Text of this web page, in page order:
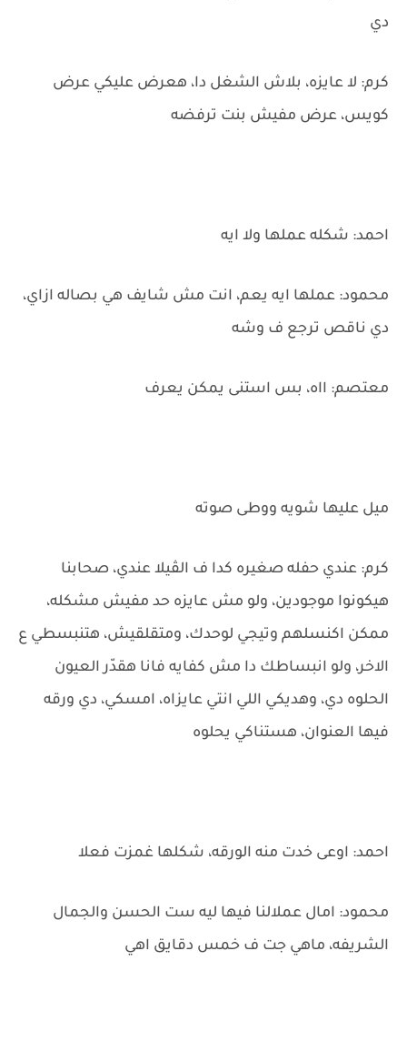
دي
كرم: لا عايزه، بلاش الشغل دا، هعرض عليكي عرض
كويس، عرض مفيش بنت ترفضه
احمد: شكله عملها ولا ايه
محمود: عملها ايه يعم، انت مش شايف هي بصاله ازاي،
دي ناقص ترجع ف وشه
معتصم: ااه، بس استنى يمكن يعرف
ميل عليها شويه ووطى صوته
كرم: عندي حفله صغيره كدا ف الڤيلا عندي، صحابنا
هيكونوا موجودين، ولو مش عايزه حد مفيش مشكله،
ممكن اكنسلهم وتيجي لوحدك، ومتقلقيش، هتنبسطي ع
الاخر، ولو انبساطك دا مش كفايه فانا هقدّر العيون
الحلوه دي، وهديكي اللي انتي عايزاه، امسكي، دي ورقه
فيها العنوان، هستناكي يحلوه
احمد: اوعى خدت منه الورقه، شكلها غمزت فعلا
محمود: امال عملالنا فيها ليه ست الحسن والجمال
الشريفه، ماهي جت ف خمس دقايق اهي